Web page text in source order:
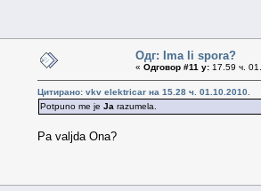
Одг: Ima li spora?
« Одговор #11 у: 17.59 ч.
Цитирано: vkv elektricar на 15.28 ч. 01.10.2010.
Potpuno me je Ja razumela.
Pa valjda Ona?